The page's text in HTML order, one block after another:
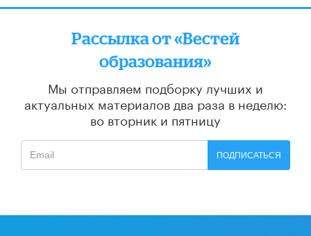
Рассылка от «Вестей
образования»
Мы отправляем подборку лучших и
актуальных материалов два раза в неделю:
во вторник и пятницу
ПОДПИСАТЬСЯ